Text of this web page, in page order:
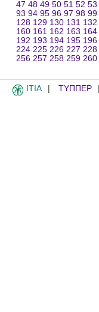
47 48 49 50 51 52 53
93 94 95 96 97 98 99
128 129 130 131 132
160 161 162 163 164
192 193 194 195 196
224 225 226 227 228
256 257 258 259 260
ITIA ΤΥΠΠΕΡ